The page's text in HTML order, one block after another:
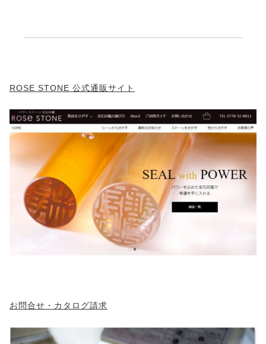
ROSE STONE 公式通販サイト
お問合せ・カタログ請求